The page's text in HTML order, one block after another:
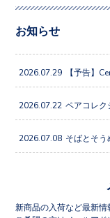
お知らせ
2026.07.29 【予告】
2026.07.22 ペアコレク
2026.07.08 そばとそう
新商品の入荷など最新情